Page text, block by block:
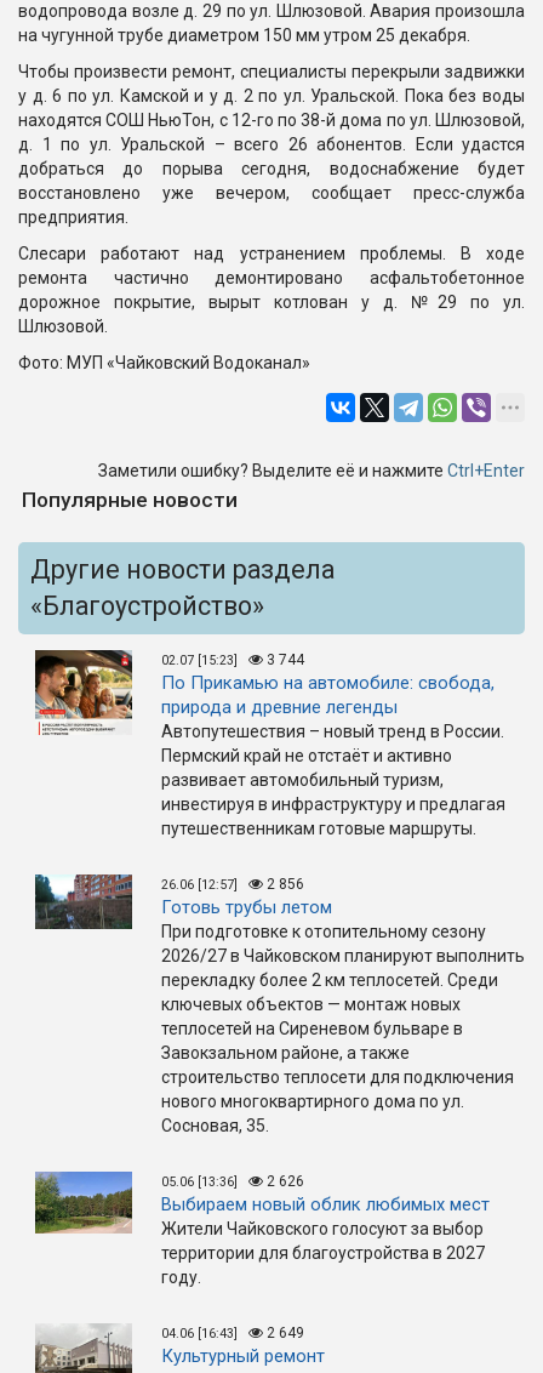
водопровода возле д. 29 по ул. Шлюзовой. Авария произошла
на чугунной трубе диаметром 150 мм утром 25 декабря.
Чтобы произвести ремонт, специалисты перекрыли задвижки
у д. 6 по ул. Камской и у д. 2 по ул. Уральской. Пока без воды
находятся СОШ НьюТон, с 12-го по 38-й дома по ул. Шлюзовой,
д. 1 по ул. Уральской – всего 26 абонентов. Если удастся
добраться до порыва сегодня, водоснабжение будет
восстановлено уже вечером, сообщает пресс-служба
предприятия.
Слесари работают над устранением проблемы. В ходе
ремонта частично демонтировано асфальтобетонное
дорожное покрытие, вырыт котлован у д. №29 по ул.
Шлюзовой.
Фото: МУП «Чайковский Водоканал»
Заметили ошибку? Выделите её и нажмите Ctrl+Enter
Популярные новости
Другие новости раздела
«Благоустройство»
02.07 [15:23] 3 744
По Прикамью на автомобиле: свобода,
природа и древние легенды
Автопутешествия – новый тренд в России.
Пермский край не отстаёт и активно
развивает автомобильный туризм,
инвестируя в инфраструктуру и предлагая
путешественникам готовые маршруты.
26.06 [12:57] 2 856
Готовь трубы летом
При подготовке к отопительному сезону
2026/27 в Чайковском планируют выполнить
перекладку более 2 км теплосетей. Среди
ключевых объектов — монтаж новых
теплосетей на Сиреневом бульваре в
Завокзальном районе, а также
строительство теплосети для подключения
нового многоквартирного дома по ул.
Сосновая, 35.
05.06 [13:36] 2 626
Выбираем новый облик любимых мест
Жители Чайковского голосуют за выбор
территории для благоустройства в 2027
году.
04.06 [16:43] 2 649
Культурный ремонт